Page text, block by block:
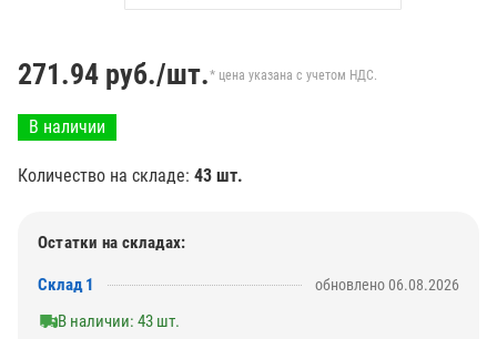
271.94 руб./шт.* цена указана с учетом НДС.
В наличии
Количество на складе: 43 шт.
Остатки на складах:
Склад 1 обновлено 06.08.2026
В наличии: 43 шт.